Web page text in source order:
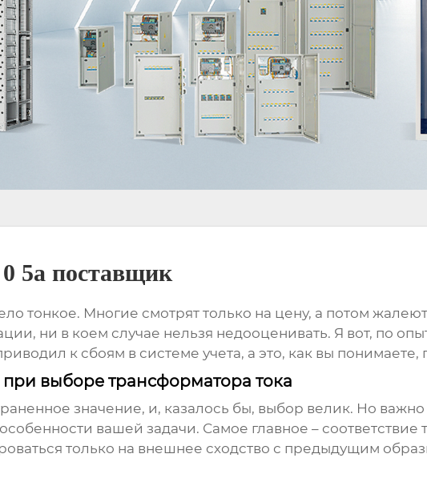
5а поставщик
тонкое. Многие смотрят только на цену, а потом
ни в коем случае нельзя недооценивать. Я вот, по
к сбоям в системе учета, а это, как вы
выборе трансформатора тока
значение, и, казалось бы, выбор велик. Но
вашей задачи. Самое главное –
только на внешнее сходство с предыдущим